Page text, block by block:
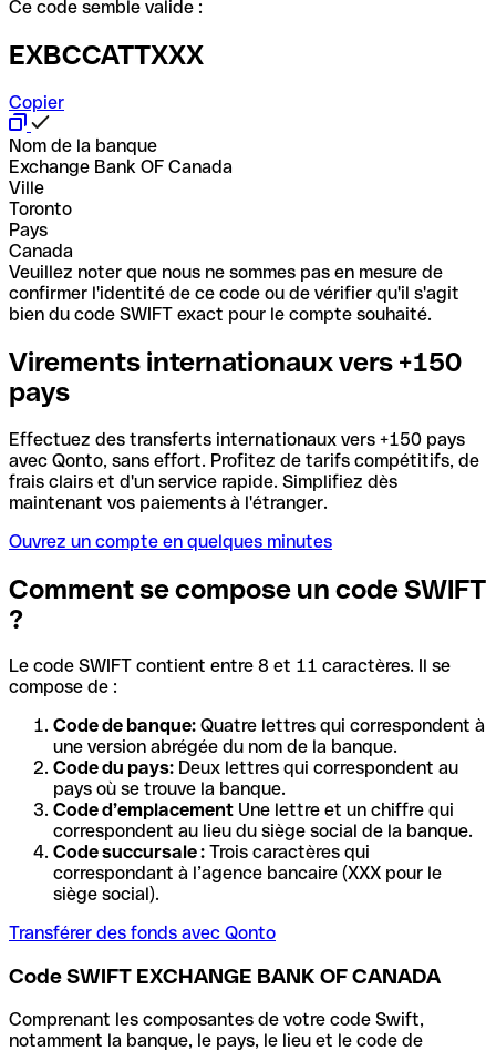
Ce code semble valide :
EXBCCATTXXX
Copier
Nom de la banque
Exchange Bank OF Canada
Ville
Toronto
Pays
Canada
Veuillez noter que nous ne sommes pas en mesure de
confirmer l'identité de ce code ou de vérifier qu'il s'agit
bien du code SWIFT exact pour le compte souhaité.
Virements internationaux vers +150
pays
Effectuez des transferts internationaux vers +150 pays
avec Qonto, sans effort. Profitez de tarifs compétitifs, de
frais clairs et d'un service rapide. Simplifiez dès
maintenant vos paiements à l'étranger.
Ouvrez un compte en quelques minutes
Comment se compose un code SWIFT
?
Le code SWIFT contient entre 8 et 11 caractères. Il se
compose de :
Code de banque: Quatre lettres qui correspondent à
une version abrégée du nom de la banque.
Code du pays: Deux lettres qui correspondent au
pays où se trouve la banque.
Code d’emplacement Une lettre et un chiffre qui
correspondent au lieu du siège social de la banque.
Code succursale : Trois caractères qui
correspondant à l’agence bancaire (XXX pour le
siège social).
Transférer des fonds avec Qonto
Code SWIFT EXCHANGE BANK OF CANADA
Comprenant les composantes de votre code Swift,
notamment la banque, le pays, le lieu et le code de